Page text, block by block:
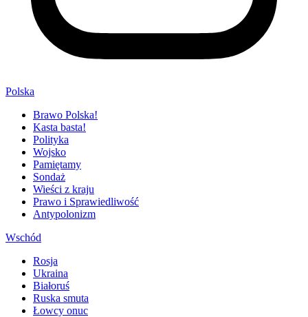
Polska
Brawo Polska!
Kasta basta!
Polityka
Wojsko
Pamiętamy
Sondaż
Wieści z kraju
Prawo i Sprawiedliwość
Antypolonizm
Wschód
Rosja
Ukraina
Białoruś
Ruska smuta
Łowcy onuc